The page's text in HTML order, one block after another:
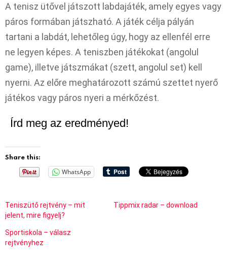
A tenisz ütővel játszott labdajáték, amely egyes vagy
páros formában játszható. A játék célja pályán
tartani a labdát, lehetőleg úgy, hogy az ellenfél erre
ne legyen képes. A teniszben játékokat (angolul
game), illetve játszmákat (szett, angolul set) kell
nyerni. Az előre meghatározott számú szettet nyerő
játékos vagy páros nyeri a mérkőzést.
Írd meg az eredményed!
Share this:
WhatsApp
Teniszütő rejtvény – mit
jelent, mire figyelj?
Tippmix radar – download
Sportiskola – válasz
rejtvényhez